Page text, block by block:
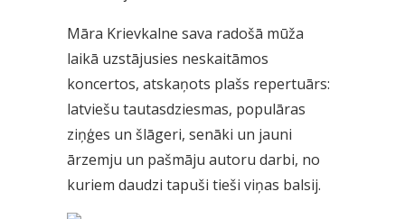
Māra Krievkalne sava radošā mūža
laikā uzstājusies neskaitāmos
koncertos, atskaņots plašs repertuārs:
latviešu tautasdziesmas, populāras
ziņģes un šlāgeri, senāki un jauni
ārzemju un pašmāju autoru darbi, no
kuriem daudzi tapuši tieši viņas balsij.